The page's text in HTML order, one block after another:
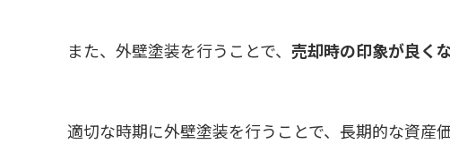
また、外壁塗装を行うことで、 売却時の印象が良く
適切な時期に外壁塗装を行うことで、長期的な資産